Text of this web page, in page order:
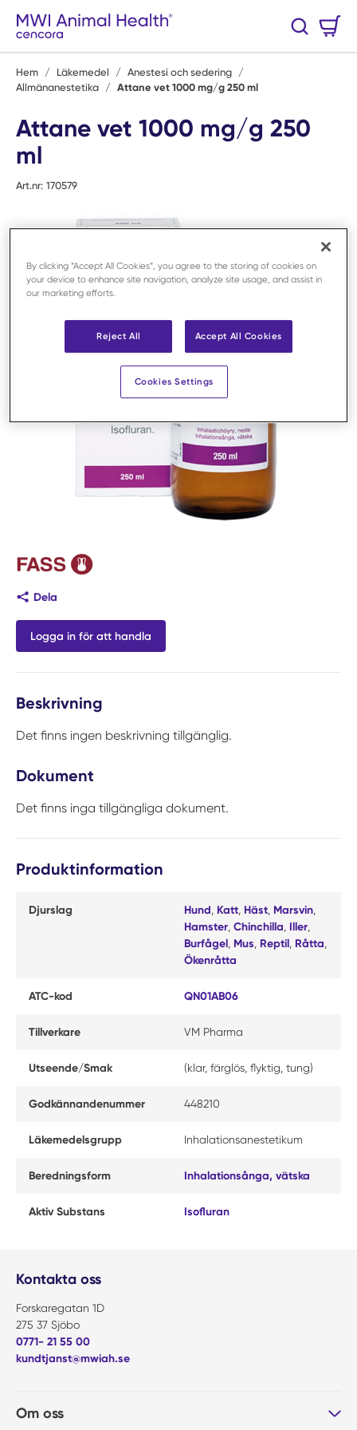
Hoppa till huvudinnehåll
Sök
Hem / Läkemedel / Anestesi och sedering /
Allmänanestetika / Attane vet 1000 mg/g 250 ml
Attane vet 1000 mg/g 250
ml
Art.nr: 170579
Dela
Logga in för att handla
Beskrivning
Det finns ingen beskrivning tillgänglig.
Dokument
Det finns inga tillgängliga dokument.
Produktinformation
Djurslag Hund Katt Häst Marsvin
Hamster Chinchilla Iller
Burfågel Mus Reptil Råtta
Ökenråtta
ATC-kod QN01AB06
Tillverkare VM Pharma
Utseende/Smak (klar, färglös, flyktig, tung)
Godkännandenummer 448210
Läkemedelsgrupp Inhalationsanestetikum
Beredningsform Inhalationsånga, vätska
Aktiv Substans Isofluran
Kontakta oss
Forskaregatan 1D
275 37 Sjöbo
0771- 21 55 00
kundtjanst@mwiah.se
Om oss
By clicking “Accept All Cookies”, you agree to the storing of cookies on
your device to enhance site navigation, analyze site usage, and assist in
our marketing efforts.
Reject All Accept All Cookies
Cookies Settings